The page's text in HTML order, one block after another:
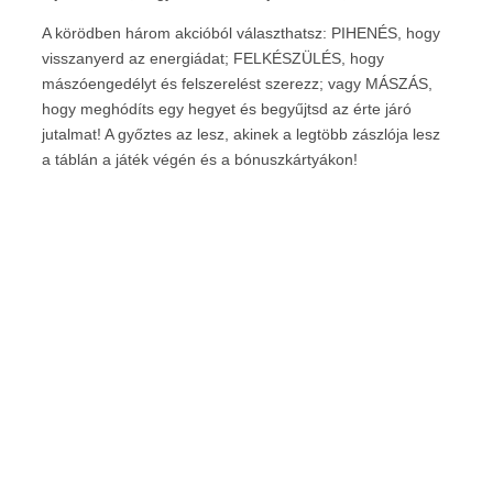
A körödben három akcióból választhatsz: PIHENÉS, hogy
visszanyerd az energiádat; FELKÉSZÜLÉS, hogy
mászóengedélyt és felszerelést szerezz; vagy MÁSZÁS,
hogy meghódíts egy hegyet és begyűjtsd az érte járó
jutalmat! A győztes az lesz, akinek a legtöbb zászlója lesz
a táblán a játék végén és a bónuszkártyákon!